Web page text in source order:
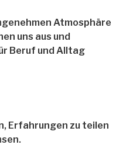
Atmosphäre
uns aus und
Beruf und Alltag
Erfahrungen zu teilen